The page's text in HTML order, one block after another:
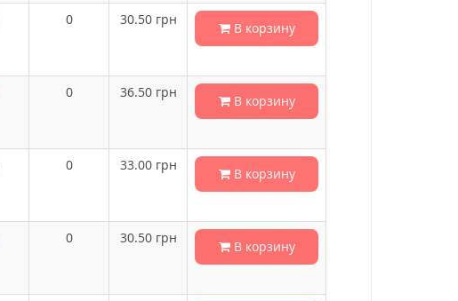
0 30.50грн
В корзину
0 36.50грн
В корзину
0 33.00грн
В корзину
0 30.50грн
В корзину